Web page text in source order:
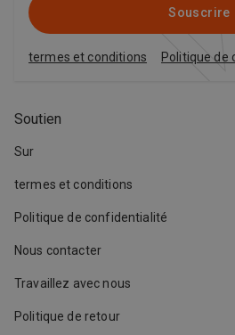
Soutien
Sur
termes et conditions
Politique de confidentialité
Nous contacter
Travaillez avec nous
Politique de retour
Souscrire
termes et conditions Politique de